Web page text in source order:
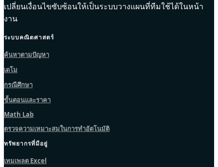
เปลี่ยนเงื่อนไขซับซ้อนให้เป็นระบบวางแผนที่ทีมใช้ได้ในหน้า
งาน
ระบบคณิตศาสตร์
ค้นหาตามปัญหา
เดโม
กรณีศึกษา
ขั้นตอนและราคา
Math Lab
ตรวจความเหมาะสมในการทำอัตโนมัติ
ทรัพยากรที่มีอยู่
เทมเพลต Excel